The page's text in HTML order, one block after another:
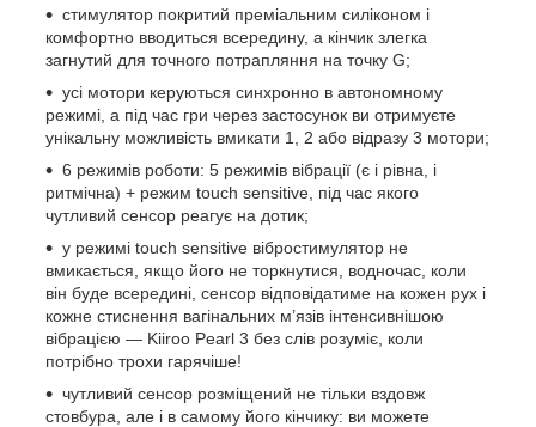
стимулятор покритий преміальним силіконом і
комфортно вводиться всередину, а кінчик злегка
загнутий для точного потрапляння на точку G;
усі мотори керуються синхронно в автономному
режимі, а під час гри через застосунок ви отримуєте
унікальну можливість вмикати 1, 2 або відразу 3 мотори;
6 режимів роботи: 5 режимів вібрації (є і рівна, і
ритмічна) + режим touch sensitive, під час якого
чутливий сенсор реагує на дотик;
у режимі touch sensitive вібростимулятор не
вмикається, якщо його не торкнутися, водночас, коли
він буде всередині, сенсор відповідатиме на кожен рух і
кожне стиснення вагінальних м’язів інтенсивнішою
вібрацією — Kiiroo Pearl 3 без слів розуміє, коли
потрібно трохи гарячіше!
чутливий сенсор розміщений не тільки вздовж
стовбура, але і в самому його кінчику: ви можете